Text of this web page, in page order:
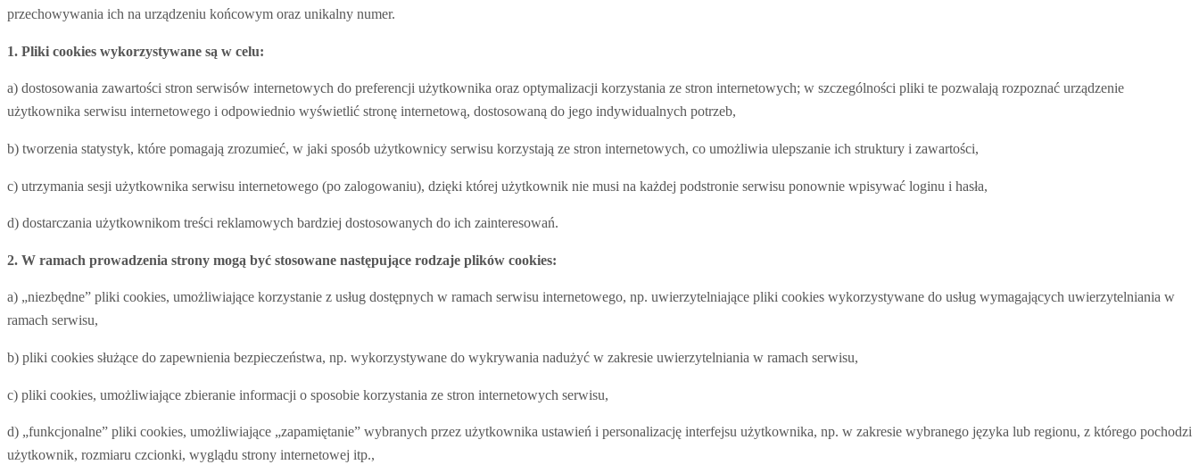
przechowywania ich na urządzeniu końcowym oraz unikalny numer.
1. Pliki cookies wykorzystywane są w celu:
a) dostosowania zawartości stron serwisów internetowych do preferencji użytkownika oraz optymalizacji korzystania ze stron internetowych; w szczególności pliki te pozwalają rozpoznać urządzenie
użytkownika serwisu internetowego i odpowiednio wyświetlić stronę internetową, dostosowaną do jego indywidualnych potrzeb,
b) tworzenia statystyk, które pomagają zrozumieć, w jaki sposób użytkownicy serwisu korzystają ze stron internetowych, co umożliwia ulepszanie ich struktury i zawartości,
c) utrzymania sesji użytkownika serwisu internetowego (po zalogowaniu), dzięki której użytkownik nie musi na każdej podstronie serwisu ponownie wpisywać loginu i hasła,
d) dostarczania użytkownikom treści reklamowych bardziej dostosowanych do ich zainteresowań.
2. W ramach prowadzenia strony mogą być stosowane następujące rodzaje plików cookies:
a) „niezbędne” pliki cookies, umożliwiające korzystanie z usług dostępnych w ramach serwisu internetowego, np. uwierzytelniające pliki cookies wykorzystywane do usług wymagających uwierzytelniania w
ramach serwisu,
b) pliki cookies służące do zapewnienia bezpieczeństwa, np. wykorzystywane do wykrywania nadużyć w zakresie uwierzytelniania w ramach serwisu,
c) pliki cookies, umożliwiające zbieranie informacji o sposobie korzystania ze stron internetowych serwisu,
d) „funkcjonalne” pliki cookies, umożliwiające „zapamiętanie” wybranych przez użytkownika ustawień i personalizację interfejsu użytkownika, np. w zakresie wybranego języka lub regionu, z którego pochodzi
użytkownik, rozmiaru czcionki, wyglądu strony internetowej itp.,